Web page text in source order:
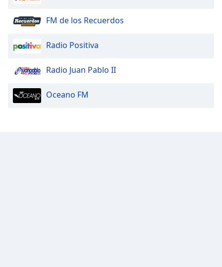
Dialog
End
dialog
FM de los Recuerdos
Radio Positiva
Radio Juan Pablo II
Oceano FM